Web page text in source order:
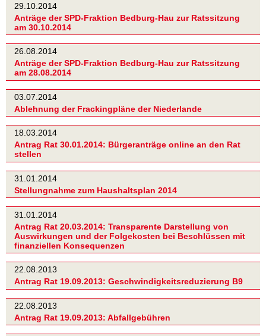
29.10.2014
Anträge der SPD-Fraktion Bedburg-Hau zur Ratssitzung
am 30.10.2014
26.08.2014
Anträge der SPD-Fraktion Bedburg-Hau zur Ratssitzung
am 28.08.2014
03.07.2014
Ablehnung der Frackingpläne der Niederlande
18.03.2014
Antrag Rat 30.01.2014: Bürgeranträge online an den Rat
stellen
31.01.2014
Stellungnahme zum Haushaltsplan 2014
31.01.2014
Antrag Rat 20.03.2014: Transparente Darstellung von
Auswirkungen und der Folgekosten bei Beschlüssen mit
finanziellen Konsequenzen
22.08.2013
Antrag Rat 19.09.2013: Geschwindigkeitsreduzierung B9
22.08.2013
Antrag Rat 19.09.2013: Abfallgebühren